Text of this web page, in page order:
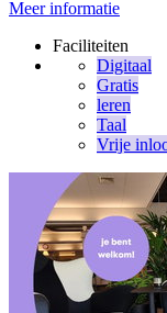
Meer informatie
Faciliteiten
Digitaal
Gratis
leren
Taal
Vrije